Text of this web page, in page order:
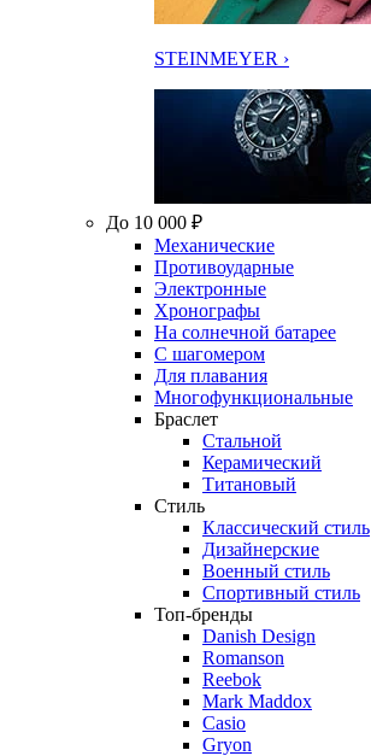
STEINMEYER ›
До 10 000 ₽
Механические
Противоударные
Электронные
Хронографы
На солнечной батарее
С шагомером
Для плавания
Многофункциональные
Браслет
Стальной
Керамический
Титановый
Стиль
Классический стиль
Дизайнерские
Военный стиль
Спортивный стиль
Топ-бренды
Danish Design
Romanson
Reebok
Mark Maddox
Casio
Gryon